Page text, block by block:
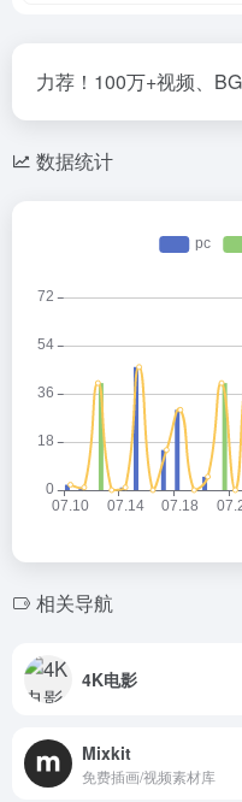
力荐！100万+视频、
数据统计
相关导航
4K电影
Mixkit
免费插画/视频素材库